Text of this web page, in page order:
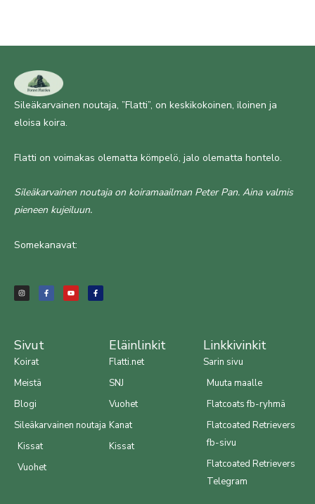
Sileäkarvainen noutaja, ”Flatti”, on keskikokoinen, iloinen ja
eloisa koira.
Flatti on voimakas olematta kömpelö, jalo olematta hontelo.
Sileäkarvainen noutaja on koiramaailman Peter Pan. Aina valmis
pieneen kujeiluun.
Somekanavat:
s
t
a
c
e
b
u
t
u
c
e
b
Sivut
Koirat
Meistä
Blogi
Sileäkarvainen noutaja
Kissat
Vuohet
Eläinlinkit
Flatti.net
SNJ
Vuohet
Kanat
Kissat
Linkkivinkit
Sarin sivu
Muuta maalle
Flatcoats fb-ryhmä
Flatcoated Retrievers
fb-sivu
Flatcoated Retrievers
Telegram